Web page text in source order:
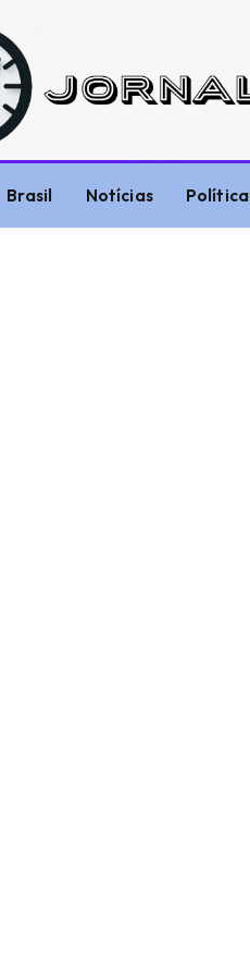
Brasil Notícias Política